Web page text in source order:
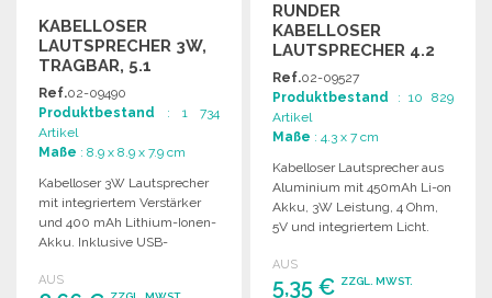
KABELLOSER
LAUTSPRECHER 3W,
TRAGBAR, 5.1
FORMAT
Ref.02-09490
Produktbestand : 1 734
Artikel
Maße : 8.9 x 8.9 x 7.9 cm
Kabelloser 3W Lautsprecher
mit integriertem Verstärker
und 400 mAh Lithium-Ionen-
Akku. Inklusive USB-
AUS
RUNDER
KABELLOSER
LAUTSPRECHER 4.2
ALUMINIUM
Ref.02-09527
Produktbestand : 10 829
Artikel
Maße : 4.3 x 7 cm
Kabelloser Lautsprecher aus
Aluminium mit 450mAh Li-on
Akku, 3W Leistung, 4 Ohm,
5V und integriertem Licht.
AUS
5,35 € ZZGL. MWST.